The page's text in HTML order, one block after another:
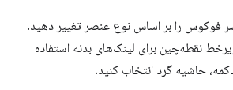
را بر اساس نوع عنصر تغییر دهید.
نقطه‌چین برای لینک‌های بدنه استفاده
حاشیه گرد انتخاب کنید.